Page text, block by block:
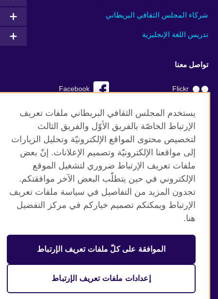
شركاء المجلس الثقافي البريطاني
تدريس اللغة الإنجليزية
تواصل معنا
Facebook Flickr
YouTube RSS
TikTok
موقع المجلس الثقافي البريطاني العالمي
الخصوصية وشروط الاستخدام
ملفات تعريف الإرتباط
خارطة الموقع
منظمة المملكة المتحدة الدولية للعلاقات الثقافية والفرص
يستخدم المجلس الثقافي البريطاني ملفات تعريف
الإرتباط الخاصّة بالفريق الأوّل والفريق الثالث
لتخصيص محتوى المواقع الإلكترونيّة وتحليل الزيارات
إلى مواقعنا الإلكترونيّة وتصميم الإعلانات. إنّ بعض
ملفات تعريف الإرتباط ضروري لتشغيل الموقع
الإلكتروني في حين يتطلّب البعض الآخر موافقتكم.
تجدون المزيد من التفاصيل في سياسة ملفات تعريف
الإرتباط ويمكنكم تصميم خياركم في مركز التفضيل
هنا.
الموافقة على كلّ ملفات تعريف الإرتباط
إعدادات ملفات تعريف الإرتباط